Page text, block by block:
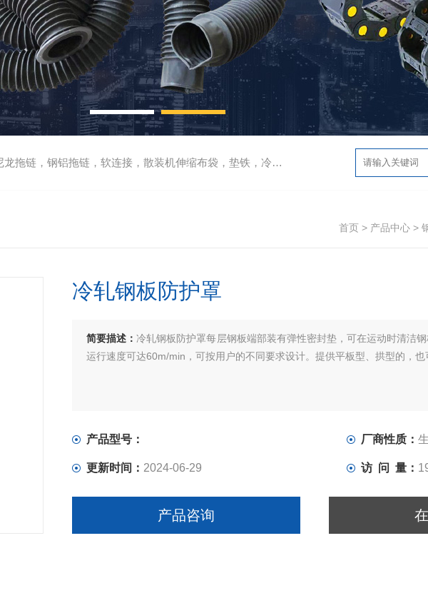
钢铝拖链，软连接，散装机伸缩布袋，垫铁，冷却管，刮屑板
首页 > 产品中心 >
冷轧钢板防护罩
简要描述：冷轧钢板防护罩每层钢板端部装有弹性密封垫，可在运动时清洁
运行速度可达60m/min，可按用户的不同要求设计。提供平板型、拱型的，也
产品型号： 厂商性质：
更新时间： 2024-06-29 访 问 量：
产品咨询